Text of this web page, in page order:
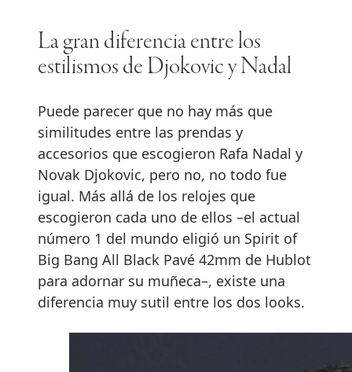
La gran diferencia entre los
estilismos de Djokovic y Nadal
Puede parecer que no hay más que
similitudes entre las prendas y
accesorios que escogieron Rafa Nadal y
Novak Djokovic, pero no, no todo fue
igual. Más allá de los relojes que
escogieron cada uno de ellos –el actual
número 1 del mundo eligió un Spirit of
Big Bang All Black Pavé 42mm de Hublot
para adornar su muñeca–, existe una
diferencia muy sutil entre los dos looks.